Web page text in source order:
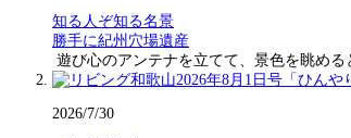
知る人ぞ知る名景
勝手に紀州穴場遺産
遊び心のアンテナを立てて、景色を眺め
2026/7/30